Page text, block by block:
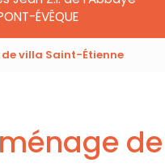
ÉVÊQUE
villa Saint-Étienne